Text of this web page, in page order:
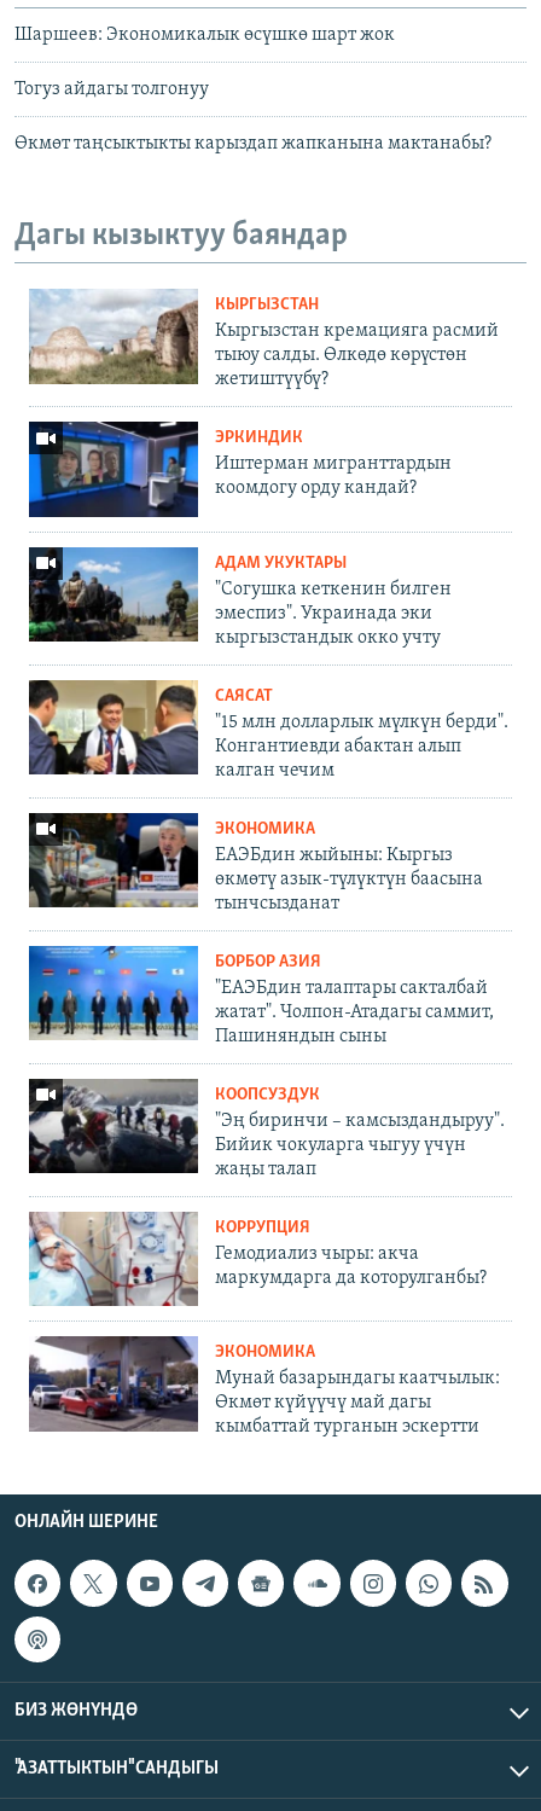
Шаршеев: Экономикалык өсүшкө шарт жок
Тогуз айдагы толгонуу
Өкмөт таңсыктыкты карыздап жапканына мактанабы?
Дагы кызыктуу баяндар
КЫРГЫЗСТАН
Кыргызстан кремацияга расмий
тыюу салды. Өлкөдө көрүстөн
жетиштүүбү?
ЭРКИНДИК
Иштерман мигранттардын
коомдогу орду кандай?
АДАМ УКУКТАРЫ
"Согушка кеткенин билген
эмеспиз". Украинада эки
кыргызстандык окко учту
САЯСАТ
"15 млн долларлык мүлкүн берди".
Конгантиевди абактан алып
калган чечим
ЭКОНОМИКА
ЕАЭБдин жыйыны: Кыргыз
өкмөтү азык-түлүктүн баасына
тынчсызданат
БОРБОР АЗИЯ
"ЕАЭБдин талаптары сакталбай
жатат". Чолпон-Атадагы саммит,
Пашиняндын сыны
КООПСУЗДУК
"Эң биринчи – камсыздандыруу".
Бийик чокуларга чыгуу үчүн
жаңы талап
КОРРУПЦИЯ
Гемодиализ чыры: акча
маркумдарга да которулганбы?
ЭКОНОМИКА
Мунай базарындагы каатчылык:
Өкмөт күйүүчү май дагы
кымбаттай турганын эскертти
ОНЛАЙН ШЕРИНЕ
БИЗ ЖӨНҮНДӨ
"АЗАТТЫКТЫН" САНДЫГЫ